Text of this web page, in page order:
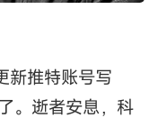
新推特账号写
。逝者安息，科